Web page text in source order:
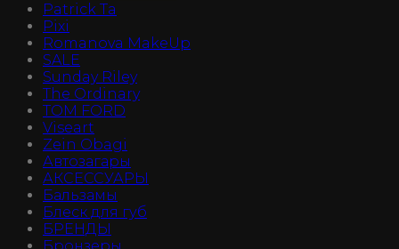
Patrick Ta
Pixi
Romanova MakeUp
SALE
Sunday Riley
The Ordinary
TOM FORD
Viseart
Zein Obagi
Автозагары
АКСЕССУАРЫ
Бальзамы
Блеск для губ
БРЕНДЫ